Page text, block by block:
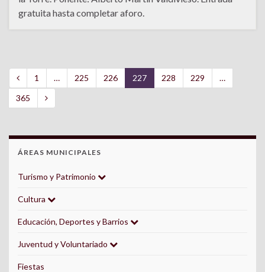
gratuita hasta completar aforo.
1 … 225 226 227 228 229
…
365
ÁREAS MUNICIPALES
Turismo y Patrimonio
Cultura
Educación, Deportes y Barrios
Juventud y Voluntariado
Fiestas